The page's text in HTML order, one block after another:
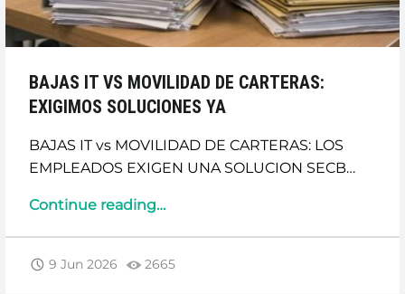
BAJAS IT VS MOVILIDAD DE CARTERAS:
EXIGIMOS SOLUCIONES YA
BAJAS IT vs MOVILIDAD DE CARTERAS: LOS
EMPLEADOS EXIGEN UNA SOLUCION SECB…
Continue reading“BAJAS
MOVILIDAD
…
9 Jun 2026 2665